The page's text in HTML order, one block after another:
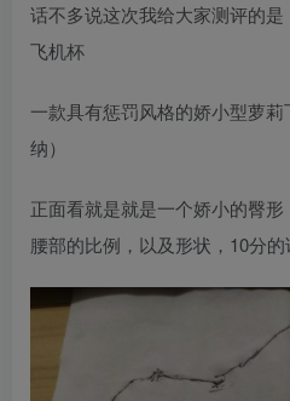
话不多说这次我给大家测评的
飞机杯
一款具有惩罚风格的娇小型萝
纳）
正面看就是就是一个娇小的臀
腰部的比例，以及形状，10分的